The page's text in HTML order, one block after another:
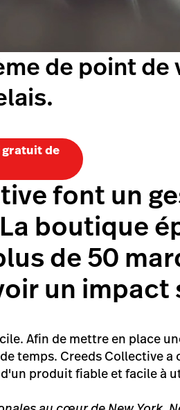
de point de
de
font un
boutique
de 50
un impact
Afin de mettre en place
temps. Creeds Collective a
produit fiable et facile à